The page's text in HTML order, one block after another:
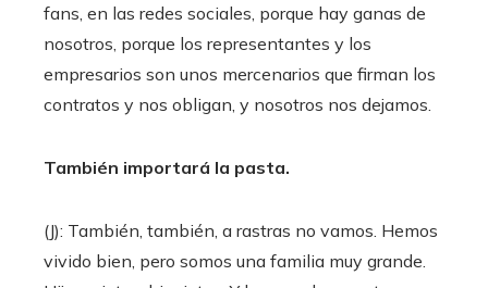
fans, en las redes sociales, porque hay ganas de
nosotros, porque los representantes y los
empresarios son unos mercenarios que firman los
contratos y nos obligan, y nosotros nos dejamos.
También importará la pasta.
(J): También, también, a rastras no vamos. Hemos
vivido bien, pero somos una familia muy grande.